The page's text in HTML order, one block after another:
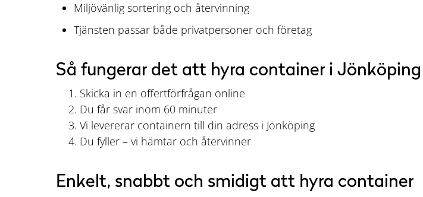
Miljövänlig sortering och återvinning
Tjänsten passar både privatpersoner och företag
Så fungerar det att hyra container i Jönköping
Skicka in en offertförfrågan online
Du får svar inom 60 minuter
Vi levererar containern till din adress i Jönköping
Du fyller – vi hämtar och återvinner
Enkelt, snabbt och smidigt att hyra container